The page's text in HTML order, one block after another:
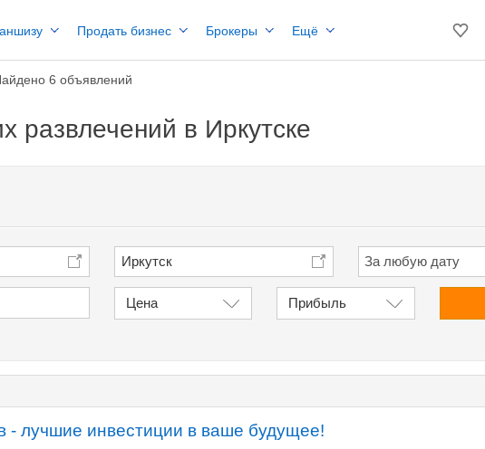
Продать бизнес Брокеры Ещё
6 объявлений
развлечений в Иркутске
Иркутск
Цена Прибыль
- лучшие инвестиции в ваше будущее!